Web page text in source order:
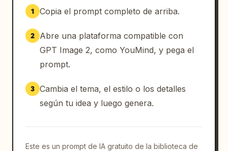
1 Copia el prompt completo de arriba.
2
Abre una plataforma compatible con
GPT Image 2, como YouMind, y pega el
prompt.
3 Cambia el tema, el estilo o los detalles
según tu idea y luego genera.
Este es un prompt de IA gratuito de la biblioteca de